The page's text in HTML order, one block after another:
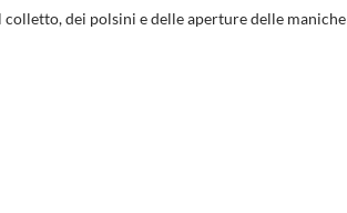
dei polsini e delle aperture delle maniche